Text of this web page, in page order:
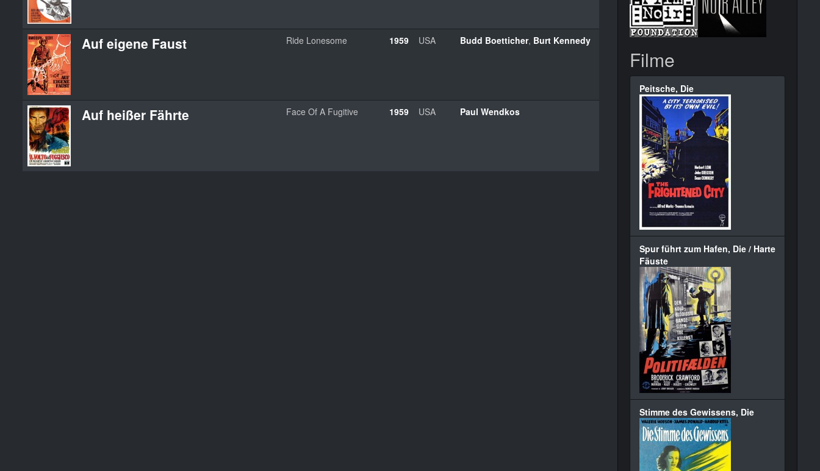
Auf eigene Faust Ride Lonesome 1959 USA Budd Boetticher, Burt Kennedy
Auf heißer Fährte Face Of A Fugitive 1959 USA Paul Wendkos
Filme
Peitsche, Die
Spur führt zum Hafen, Die / Harte
Fäuste
Stimme des Gewissens, Die